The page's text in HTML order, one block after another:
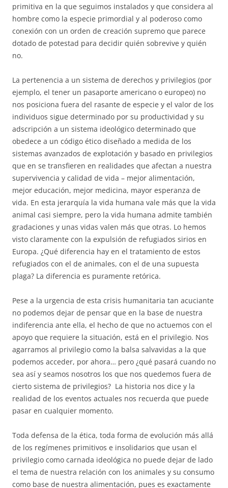
primitiva en la que seguimos instalados y que considera al
hombre como la especie primordial y al poderoso como
conexión con un orden de creación supremo que parece
dotado de potestad para decidir quién sobrevive y quién
no.
La pertenencia a un sistema de derechos y privilegios (por
ejemplo, el tener un pasaporte americano o europeo) no
nos posiciona fuera del rasante de especie y el valor de los
individuos sigue determinado por su productividad y su
adscripción a un sistema ideológico determinado que
obedece a un código ético diseñado a medida de los
sistemas avanzados de explotación y basado en privilegios
que en se transfieren en realidades que afectan a nuestra
supervivencia y calidad de vida – mejor alimentación,
mejor educación, mejor medicina, mayor esperanza de
vida. En esta jerarquía la vida humana vale más que la vida
animal casi siempre, pero la vida humana admite también
gradaciones y unas vidas valen más que otras. Lo hemos
visto claramente con la expulsión de refugiados sirios en
Europa. ¿Qué diferencia hay en el tratamiento de estos
refugiados con el de animales, con el de una supuesta
plaga? La diferencia es puramente retórica.
Pese a la urgencia de esta crisis humanitaria tan acuciante
no podemos dejar de pensar que en la base de nuestra
indiferencia ante ella, el hecho de que no actuemos con el
apoyo que requiere la situación, está en el privilegio. Nos
agarramos al privilegio como la balsa salvavidas a la que
podemos acceder, por ahora… pero ¿qué pasará cuando no
sea así y seamos nosotros los que nos quedemos fuera de
cierto sistema de privilegios? La historia nos dice y la
realidad de los eventos actuales nos recuerda que puede
pasar en cualquier momento.
Toda defensa de la ética, toda forma de evolución más allá
de los regímenes primitivos e insolidarios que usan el
privilegio como carnada ideológica no puede dejar de lado
el tema de nuestra relación con los animales y su consumo
como base de nuestra alimentación, pues es exactamente